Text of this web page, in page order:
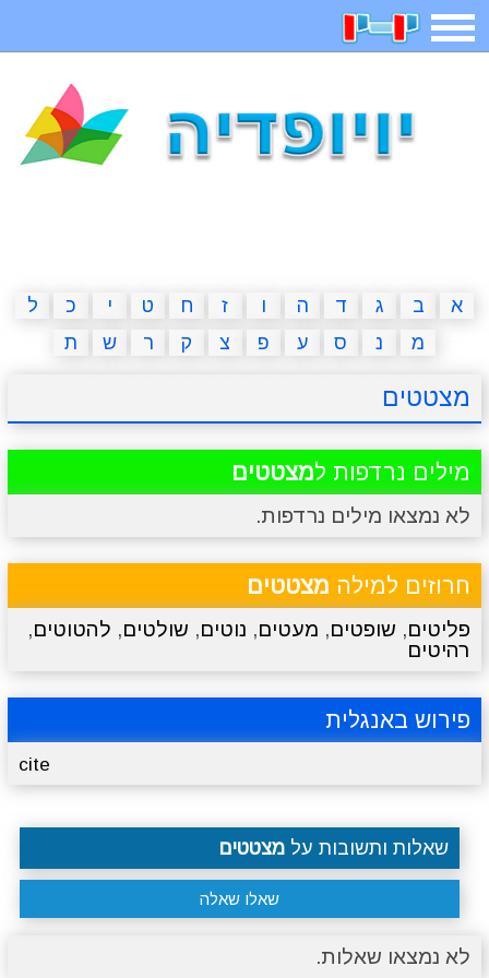
תפריט
איש תלוי מדריכים פוקימון גו מצא הבדלים
יצירה משחקי בנות אשליות חדשות
א ב ג ד ה ו ז ח ט י כ
ל
מ
נ ס ע פ צ ק ר ש ת
מצטטים
מילים נרדפות למצטטים
לא נמצאו מילים נרדפות.
חרוזים למילה מצטטים
פליטים, שופטים, מעטים, נוטים, שולטים, להטוטים,
רהיטים
פירוש באנגלית
cite
שאלות ותשובות על מצטטים
שאלו שאלה
לא נמצאו שאלות.